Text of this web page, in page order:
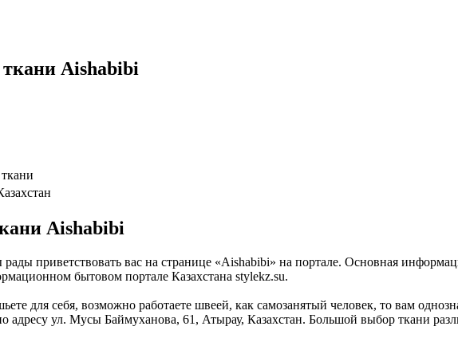
Aishabibi
Aishabibi
приветствовать вас на странице «Aishabibi» на портале. Основная
бытовом портале Казахстана stylekz.su.
для себя, возможно работаете швеей, как самозанятый человек, то вам
адресу ул. Мусы Баймуханова, 61, Атырау, Казахстан. Большой выбор ткани